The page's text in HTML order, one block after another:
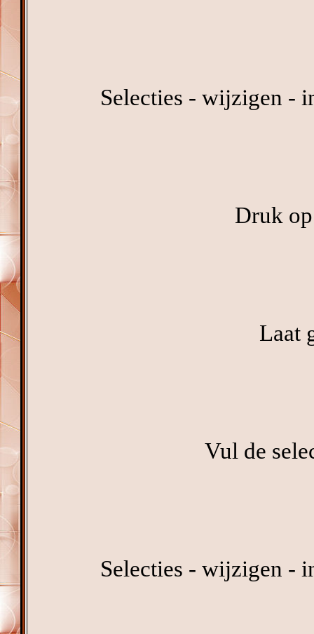
Selecties - wijzigen -
Druk
Laat
Vul de
Selecties - wijzigen -